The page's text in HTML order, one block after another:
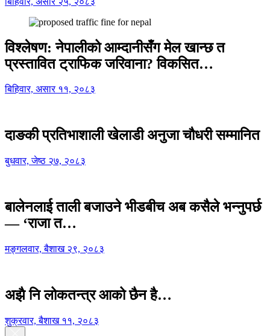
विश्लेषण: नेपालीको आम्दानीसँग मेल खान्छ त
प्रस्तावित ट्राफिक जरिवाना? विकसित…
बिहिवार, असार ११, २०८३
दाङकी प्रतिभाशाली खेलाडी अनुजा चौधरी सम्मानित
बुधवार, जेष्ठ २७, २०८३
बालेनलाई ताली बजाउने भीडबीच अब कसैले भन्नुपर्छ
— ‘राजा त…
मङ्गलवार, बैशाख २९, २०८३
अझै नि लोकतन्त्र आको छैन है…
शुक्रवार, बैशाख ११, २०८३